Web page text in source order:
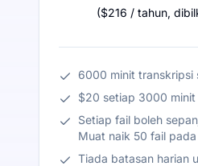
($216 / tahun,
6000 minit transkripsi
$20 setiap 3000 minit
Setiap fail boleh
Muat naik 50 fail
Tiada batasan harian